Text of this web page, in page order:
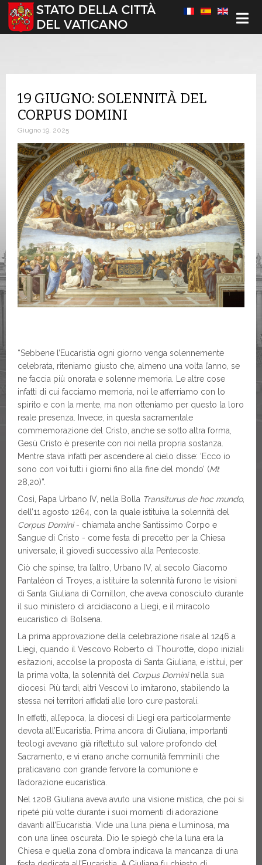
Seleziona la tua lingua
19 GIUGNO: SOLENNITÀ DEL
CORPUS DOMINI
Giugno 19, 2025
“Sebbene l’Eucaristia ogni giorno venga solennemente
celebrata, riteniamo giusto che, almeno una volta l’anno, se
ne faccia più onorata e solenne memoria. Le altre cose
infatti di cui facciamo memoria, noi le afferriamo con lo
spirito e con la mente, ma non otteniamo per questo la loro
reale presenza. Invece, in questa sacramentale
commemorazione del Cristo, anche se sotto altra forma,
Gesù Cristo è presente con noi nella propria sostanza.
Mentre stava infatti per ascendere al cielo disse: ‘Ecco io
sono con voi tutti i giorni fino alla fine del mondo’ (Mt
28,20)”.
Così, Papa Urbano IV, nella Bolla Transiturus de hoc mundo,
dell’11 agosto 1264, con la quale istituiva la solennità del
Corpus Domini- chiamata anche Santissimo Corpo e
Sangue di Cristo - come festa di precetto per la Chiesa
universale, il giovedì successivo alla Pentecoste.
Ciò che spinse, tra l’altro, Urbano IV, al secolo Giacomo
Pantaléon di Troyes, a istituire la solennità furono le visioni
di Santa Giuliana di Cornillon, che aveva conosciuto durante
il suo ministero di arcidiacono a Liegi, e il miracolo
eucaristico di Bolsena.
La prima approvazione della celebrazione risale al 1246 a
Liegi, quando il Vescovo Roberto di Thourotte, dopo iniziali
esitazioni, accolse la proposta di Santa Giuliana, e istituì, per
la prima volta, la solennità del Corpus Domininella sua
diocesi. Più tardi, altri Vescovi lo imitarono, stabilendo la
stessa nei territori affidati alle loro cure pastorali.
In effetti, all’epoca, la diocesi di Liegi era particolarmente
devota all’Eucaristia. Prima ancora di Giuliana, importanti
teologi avevano già riflettuto sul valore profondo del
Sacramento, e vi erano anche comunità femminili che
praticavano con grande fervore la comunione e
l’adorazione eucaristica.
Nel 1208 Giuliana aveva avuto una visione mistica, che poi si
ripeté più volte durante i suoi momenti di adorazione
davanti all’Eucaristia. Vide una luna piena e luminosa, ma
con una linea oscurata. Dio le spiegò che la luna era la
Chiesa e quella zona d’ombra indicava la mancanza di una